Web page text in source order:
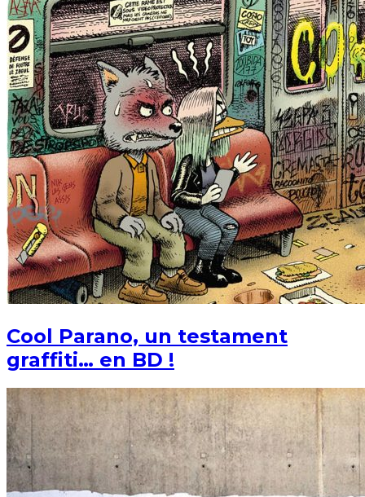
Cool Parano, un testament
graffiti… en BD !